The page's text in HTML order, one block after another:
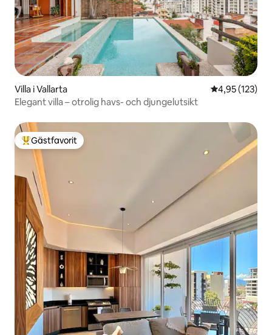
Villa i Vallarta 4,95 av 5 i
4,95 (123)
Elegant villa – otrolig havs- och djungelutsikt
Populär gästfavorit
Gästfavorit